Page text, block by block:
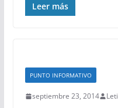
Leer más
PUNTO INFORMATIVO
septiembre 23, 2014